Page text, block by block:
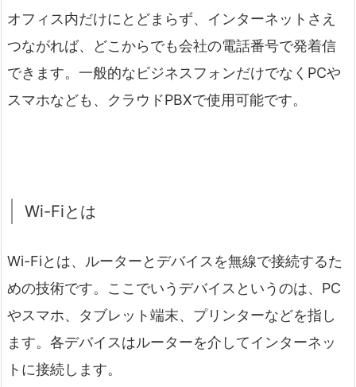
オフィス内だけにとどまらず、インターネットさえ
つながれば、どこからでも会社の電話番号で発着信
できます。一般的なビジネスフォンだけでなくPCや
スマホなども、クラウドPBXで使用可能です。
Wi-Fiとは
Wi-Fiとは、ルーターとデバイスを無線で接続するた
めの技術です。ここでいうデバイスというのは、PC
やスマホ、タブレット端末、プリンターなどを指し
ます。各デバイスはルーターを介してインターネッ
トに接続します。